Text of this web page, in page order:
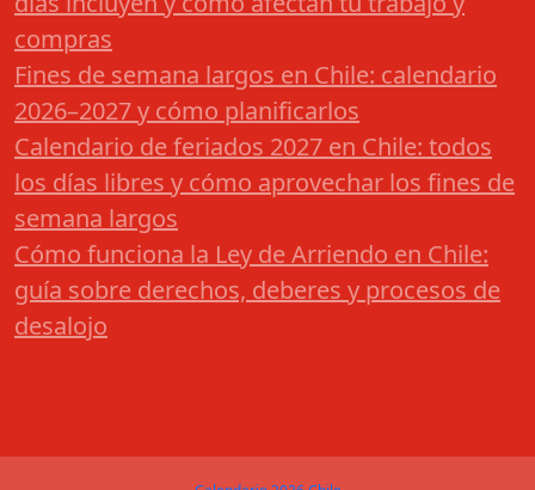
compras
Fines de semana largos en Chile: calendario
2026–2027 y cómo planificarlos
Calendario de feriados 2027 en Chile: todos
los días libres y cómo aprovechar los fines de
semana largos
Cómo funciona la Ley de Arriendo en Chile:
guía sobre derechos, deberes y procesos de
desalojo